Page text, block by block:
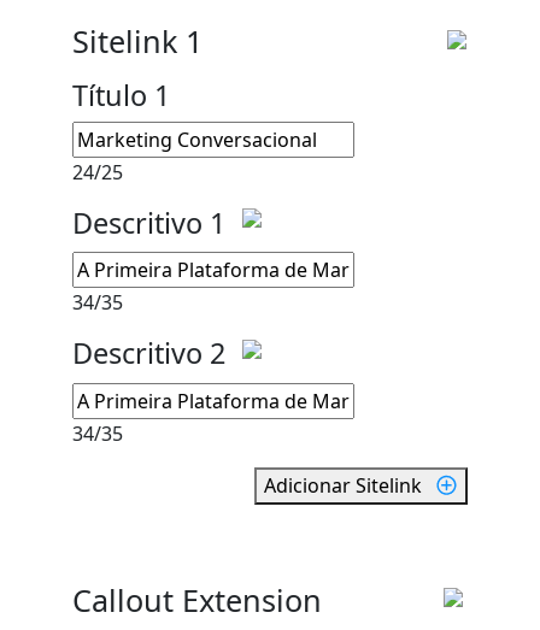
Sitelink 1
Título 1
24/25
Descritivo 1
34/35
Descritivo 2
34/35
Adicionar Sitelink
Callout Extension